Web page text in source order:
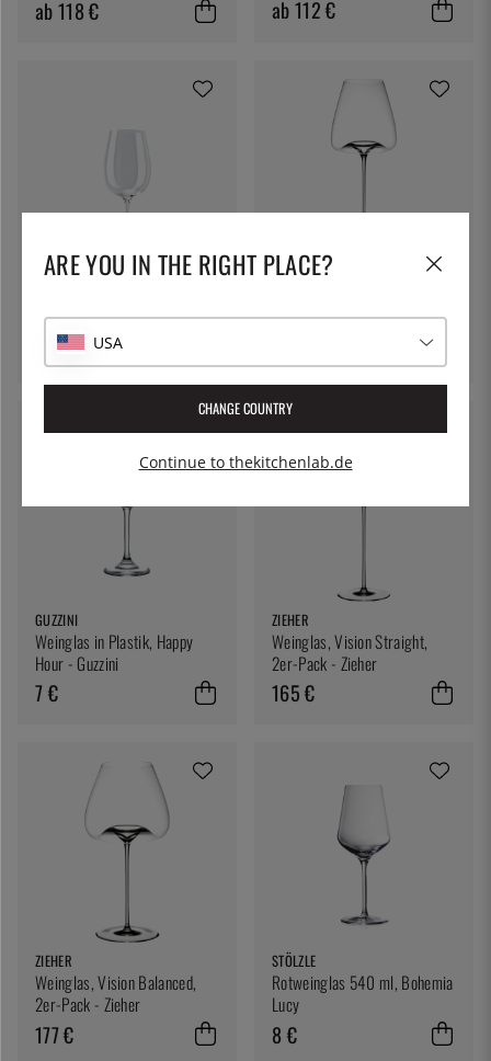
ab 118 € ab 112 €
ROSENTHAL
DiVino, 6er-Pack
45 €
ZIEHER
Pack - Zieher
GUZZINI
Weinglas in Plastik, Happy
Hour - Guzzini
7 €
ZIEHER
Weinglas, Vision Straight,
2er-Pack - Zieher
165 €
ZIEHER
Weinglas, Vision Balanced,
2er-Pack - Zieher
177 €
STÖLZLE
Rotweinglas 540 ml, Bohemia
Lucy
8 €
ARE YOU IN THE RIGHT PLACE?
USA
CHANGE COUNTRY
Continue to thekitchenlab.de